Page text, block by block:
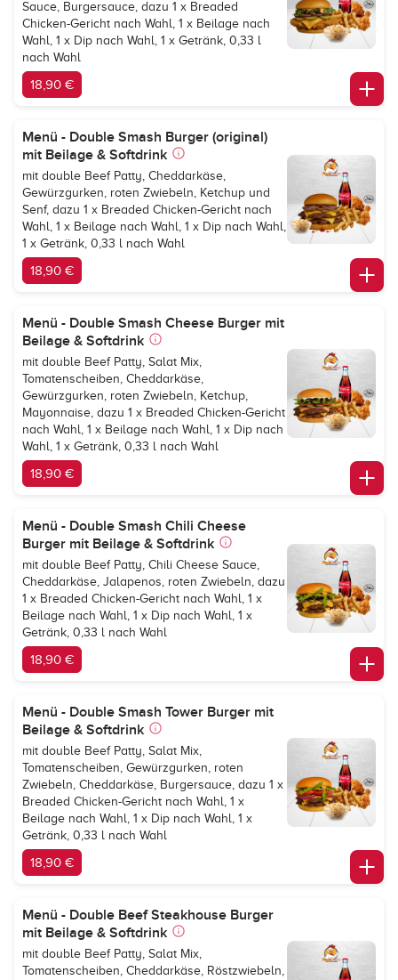
Sauce, Burgersauce, dazu 1 x Breaded
Chicken-Gericht nach Wahl, 1 x Beilage nach
Wahl, 1 x Dip nach Wahl, 1 x Getränk, 0,33 l
nach Wahl
18,90 €
Menü - Double Smash Burger (original)
mit Beilage & Softdrink
mit double Beef Patty, Cheddarkäse,
Gewürzgurken, roten Zwiebeln, Ketchup und
Senf, dazu 1 x Breaded Chicken-Gericht nach
Wahl, 1 x Beilage nach Wahl, 1 x Dip nach Wahl,
1 x Getränk, 0,33 l nach Wahl
18,90 €
Menü - Double Smash Cheese Burger mit
Beilage & Softdrink
mit double Beef Patty, Salat Mix,
Tomatenscheiben, Cheddarkäse,
Gewürzgurken, roten Zwiebeln, Ketchup,
Mayonnaise, dazu 1 x Breaded Chicken-Gericht
nach Wahl, 1 x Beilage nach Wahl, 1 x Dip nach
Wahl, 1 x Getränk, 0,33 l nach Wahl
18,90 €
Menü - Double Smash Chili Cheese
Burger mit Beilage & Softdrink
mit double Beef Patty, Chili Cheese Sauce,
Cheddarkäse, Jalapenos, roten Zwiebeln, dazu
1 x Breaded Chicken-Gericht nach Wahl, 1 x
Beilage nach Wahl, 1 x Dip nach Wahl, 1 x
Getränk, 0,33 l nach Wahl
18,90 €
Menü - Double Smash Tower Burger mit
Beilage & Softdrink
mit double Beef Patty, Salat Mix,
Tomatenscheiben, Gewürzgurken, roten
Zwiebeln, Cheddarkäse, Burgersauce, dazu 1 x
Breaded Chicken-Gericht nach Wahl, 1 x
Beilage nach Wahl, 1 x Dip nach Wahl, 1 x
Getränk, 0,33 l nach Wahl
18,90 €
Menü - Double Beef Steakhouse Burger
mit Beilage & Softdrink
mit double Beef Patty, Salat Mix,
Tomatenscheiben, Cheddarkäse, Röstzwiebeln,